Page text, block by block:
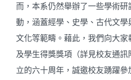
而，本系仍然舉辦了一些學術
動，涵蓋經學、史學、古代文
文化等範疇。藉此，我們向大
及學生得獎獎項（詳見校友通
立的六十周年，誠邀校友踴躍